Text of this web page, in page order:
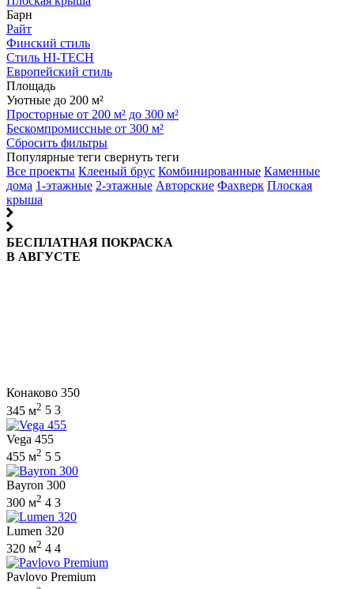
Барн
Райт
Финский стиль
Стиль HI-TECH
Европейский стиль
Площадь
Уютные до 200 м²
Просторные от 200 м² до 300 м²
Бескомпромиссные от 300 м²
Сбросить фильтры
Популярные теги свернуть теги
Все проекты Клееный брус Комбинированные Каменные
дома 1-этажные 2-этажные Авторские Фахверк Плоская
крыша
БЕСПЛАТНАЯ ПОКРАСКА
В АВГУСТЕ
Конаково 350
345 м2 5 3
Vega 455
455 м2 5 5
Bayron 300
300 м2 4 3
Lumen 320
320 м2 4 4
Pavlovo Premium